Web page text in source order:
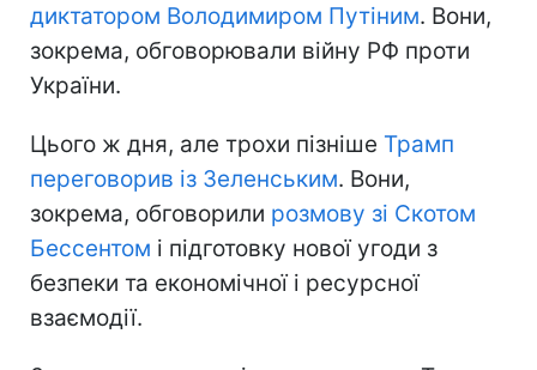
диктатором Володимиром Путіним. Вони,
зокрема, обговорювали війну РФ проти
України.
Цього ж дня, але трохи пізніше Трамп
переговорив із Зеленським. Вони,
зокрема, обговорили розмову зі Скотом
Бессентом і підготовку нової угоди з
безпеки та економічної і ресурсної
взаємодії.